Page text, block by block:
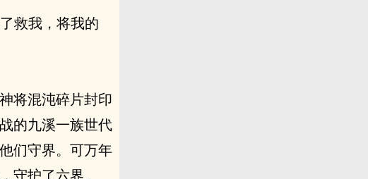
救我，将我的
将混沌碎片封印
的九溪一族世代
们守界。可万年
守护了六界。